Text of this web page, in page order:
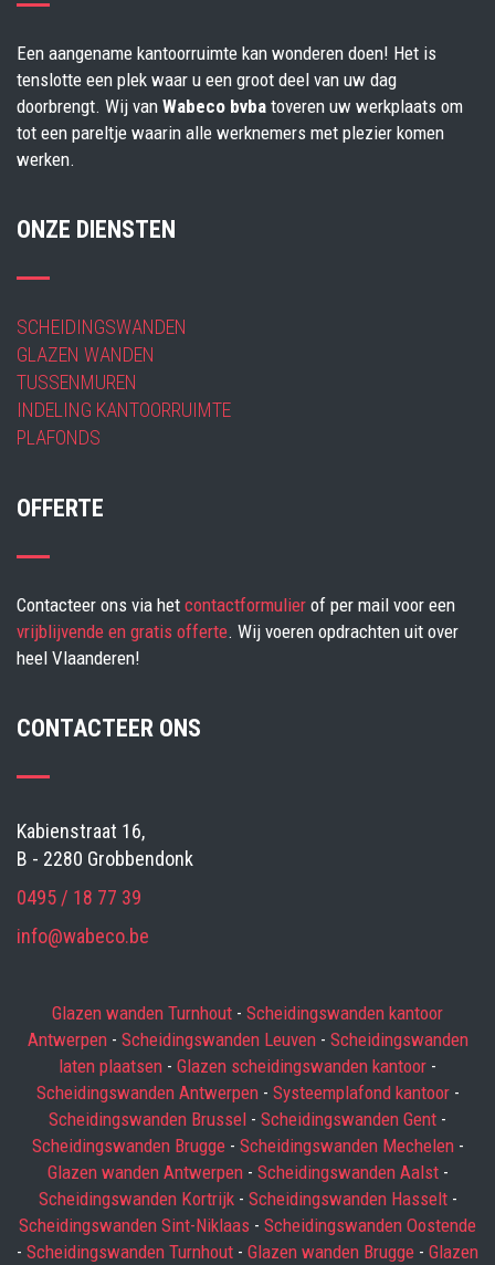
Een aangename kantoorruimte kan wonderen doen! Het is
tenslotte een plek waar u een groot deel van uw dag
doorbrengt. Wij van Wabeco bvba toveren uw werkplaats om
tot een pareltje waarin alle werknemers met plezier komen
werken.
ONZE DIENSTEN
SCHEIDINGSWANDEN
GLAZEN WANDEN
TUSSENMUREN
INDELING KANTOORRUIMTE
PLAFONDS
OFFERTE
Contacteer ons via het contactformulier of per mail voor een
vrijblijvende en gratis offerte. Wij voeren opdrachten uit over
heel Vlaanderen!
CONTACTEER ONS
Kabienstraat 16,
B - 2280 Grobbendonk
0495 / 18 77 39
info@wabeco.be
Glazen wanden Turnhout - Scheidingswanden kantoor
Antwerpen - Scheidingswanden Leuven - Scheidingswanden
laten plaatsen - Glazen scheidingswanden kantoor -
Scheidingswanden Antwerpen - Systeemplafond kantoor -
Scheidingswanden Brussel - Scheidingswanden Gent -
Scheidingswanden Brugge - Scheidingswanden Mechelen -
Glazen wanden Antwerpen - Scheidingswanden Aalst -
Scheidingswanden Kortrijk - Scheidingswanden Hasselt -
Scheidingswanden Sint-Niklaas - Scheidingswanden Oostende
- Scheidingswanden Turnhout - Glazen wanden Brugge - Glazen